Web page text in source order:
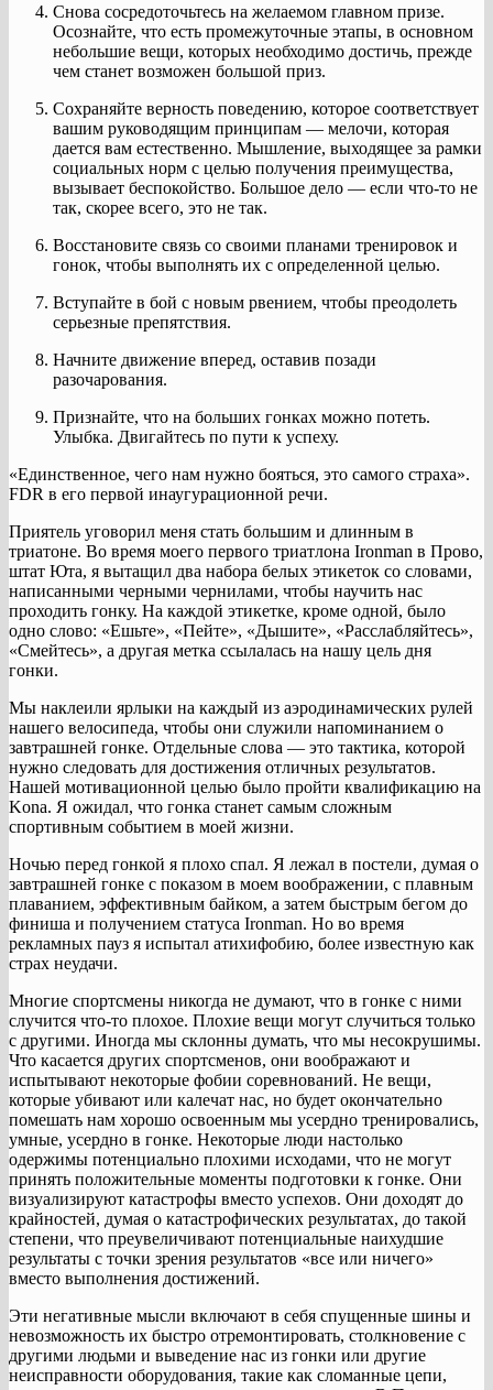
Снова сосредоточьтесь на желаемом главном призе.
Осознайте, что есть промежуточные этапы, в основном
небольшие вещи, которых необходимо достичь, прежде
чем станет возможен большой приз.
Сохраняйте верность поведению, которое соответствует
вашим руководящим принципам — мелочи, которая
дается вам естественно. Мышление, выходящее за рамки
социальных норм с целью получения преимущества,
вызывает беспокойство. Большое дело — если что-то не
так, скорее всего, это не так.
Восстановите связь со своими планами тренировок и
гонок, чтобы выполнять их с определенной целью.
Вступайте в бой с новым рвением, чтобы преодолеть
серьезные препятствия.
Начните движение вперед, оставив позади
разочарования.
Признайте, что на больших гонках можно потеть.
Улыбка. Двигайтесь по пути к успеху.
«Единственное, чего нам нужно бояться, это самого страха».
FDR в его первой инаугурационной речи.
Приятель уговорил меня стать большим и длинным в
триатоне. Во время моего первого триатлона Ironman в Прово,
штат Юта, я вытащил два набора белых этикеток со словами,
написанными черными чернилами, чтобы научить нас
проходить гонку. На каждой этикетке, кроме одной, было
одно слово: «Ешьте», «Пейте», «Дышите», «Расслабляйтесь»,
«Смейтесь», а другая метка ссылалась на нашу цель дня
гонки.
Мы наклеили ярлыки на каждый из аэродинамических рулей
нашего велосипеда, чтобы они служили напоминанием о
завтрашней гонке. Отдельные слова — это тактика, которой
нужно следовать для достижения отличных результатов.
Нашей мотивационной целью было пройти квалификацию на
Kona. Я ожидал, что гонка станет самым сложным
спортивным событием в моей жизни.
Ночью перед гонкой я плохо спал. Я лежал в постели, думая о
завтрашней гонке с показом в моем воображении, с плавным
плаванием, эффективным байком, а затем быстрым бегом до
финиша и получением статуса Ironman. Но во время
рекламных пауз я испытал атихифобию, более известную как
страх неудачи.
Многие спортсмены никогда не думают, что в гонке с ними
случится что-то плохое. Плохие вещи могут случиться только
с другими. Иногда мы склонны думать, что мы несокрушимы.
Что касается других спортсменов, они воображают и
испытывают некоторые фобии соревнований. Не вещи,
которые убивают или калечат нас, но будет окончательно
помешать нам хорошо освоенным мы усердно тренировались,
умные, усердно в гонке. Некоторые люди настолько
одержимы потенциально плохими исходами, что не могут
принять положительные моменты подготовки к гонке. Они
визуализируют катастрофы вместо успехов. Они доходят до
крайностей, думая о катастрофических результатах, до такой
степени, что преувеличивают потенциальные наихудшие
результаты с точки зрения результатов «все или ничего»
вместо выполнения достижений.
Эти негативные мысли включают в себя спущенные шины и
невозможность их быстро отремонтировать, столкновение с
другими людьми и выведение нас из гонки или другие
неисправности оборудования, такие как сломанные цепи,